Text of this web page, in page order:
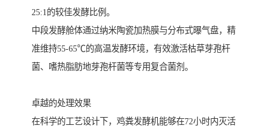
25:1的较佳发酵比例。
中段发酵舱体通过纳米陶瓷加热膜与分布式曝气盘，精
准维持55-65℃的高温发酵环境，有效激活枯草芽孢杆
菌、嗜热脂肪地芽孢杆菌等专用复合菌剂。
卓越的处理效果
在科学的工艺设计下，鸡粪发酵机能够在72小时内灭活